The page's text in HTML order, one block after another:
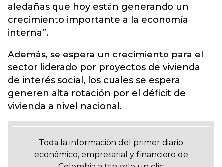
aledañas que hoy están generando un
crecimiento importante a la economía
interna”.
Además, se espera un crecimiento para el
sector liderado por proyectos de vivienda
de interés social, los cuales se espera
generen alta rotación por el déficit de
vivienda a nivel nacional.
Toda la información del primer diario
económico, empresarial y financiero de